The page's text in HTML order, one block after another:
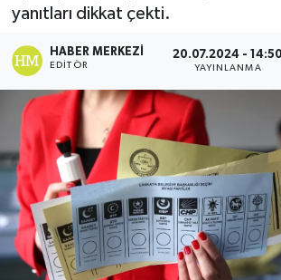
yanıtları dikkat çekti.
HABER MERKEZI
EDITÖR
20.07.2024 - 14:50
YAYINLANMA
Video Galeri
Tüm Manşetler
Son Dakika Haberleri
Haber Arşivi